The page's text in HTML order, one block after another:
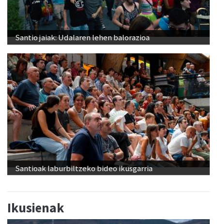
Santio jaiak: Udalaren lehen balorazioa
Santioak laburbiltzeko bideo ikusgarria
Ikusienak